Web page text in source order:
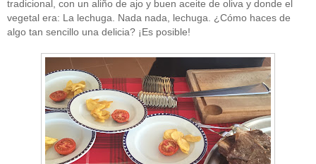
tradicional, con un aliño de ajo y buen aceite de oliva y donde el
vegetal era: La lechuga. Nada nada, lechuga. ¿Cómo haces de
algo tan sencillo una delicia? ¡Es posible!